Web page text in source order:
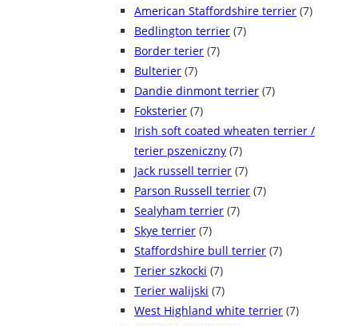
American Staffordshire terrier (7)
Bedlington terrier (7)
Border terier (7)
Bulterier (7)
Dandie dinmont terrier (7)
Foksterier (7)
Irish soft coated wheaten terrier /
terier pszeniczny (7)
Jack russell terrier (7)
Parson Russell terrier (7)
Sealyham terrier (7)
Skye terrier (7)
Staffordshire bull terrier (7)
Terier szkocki (7)
Terier walijski (7)
West Highland white terrier (7)